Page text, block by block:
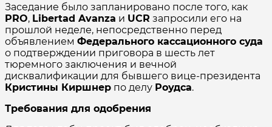
Заседание было запланировано после того, как
PRO, Libertad Avanza и UCR запросили его на
прошлой неделе, непосредственно перед
объявлением Федерального кассационного суда
о подтверждении приговора в шесть лет
тюремного заключения и вечной
дисквалификации для бывшего вице-президента
Кристины Киршнер по делу Роудса.
Требования для одобрения